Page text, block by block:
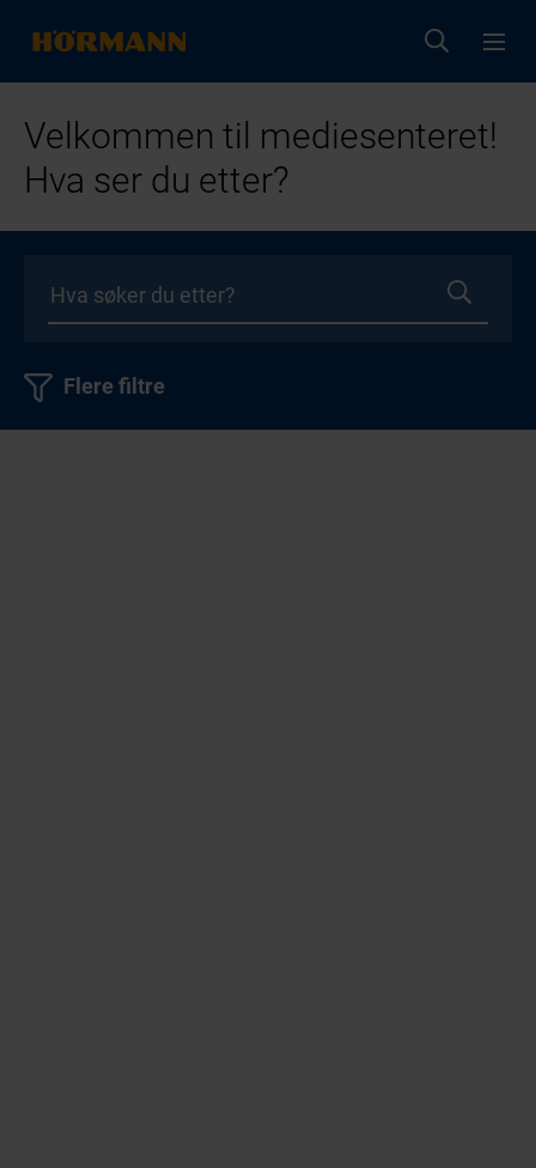
Velkommen til mediesenteret!
Hva ser du etter?
Flere filtre